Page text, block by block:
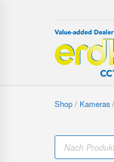
Shop / Kameras /
P
o